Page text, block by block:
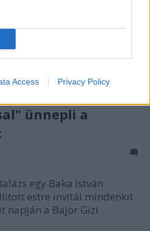
Access Privacy Policy
ünnepli a
egy Baka István
estre invitál mindenkit
napján a Bajor Gizi